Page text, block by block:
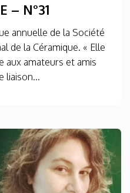
– N°31
annuelle de la Société
de la Céramique. « Elle
aux amateurs et amis
liaison...